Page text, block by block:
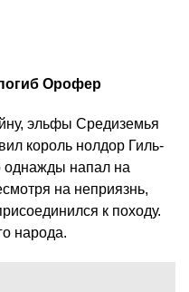
Орофер
эльфы Средиземья
король нолдор Гиль-
однажды напал на
на неприязнь,
к походу.
народа.